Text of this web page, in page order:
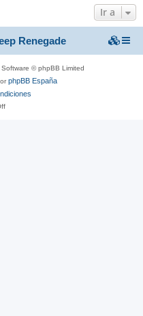
Ir a
Renegade
© phpBB Limited
phpBB España